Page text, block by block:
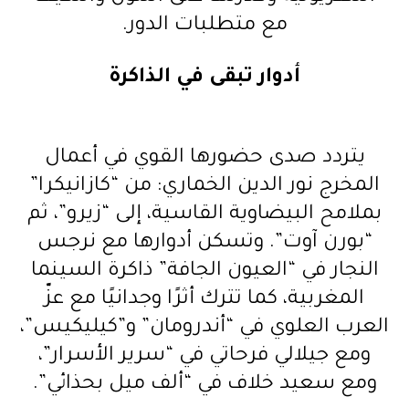
مع متطلبات الدور.
أدوار تبقى في الذاكرة
يتردد صدى حضورها القوي في أعمال
المخرج نور الدين الخماري: من “كازانيكرا”
بملامح البيضاوية القاسية، إلى “زيرو”، ثم
“بورن آوت”. وتسكن أدوارها مع نرجس
النجار في “العيون الجافة” ذاكرة السينما
المغربية، كما تترك أثرًا وجدانيًا مع عزّ
العرب العلوي في “أندرومان” و”كيليكيس”،
ومع جيلالي فرحاتي في “سرير الأسرار”،
ومع سعيد خلاف في “ألف ميل بحذائي”.